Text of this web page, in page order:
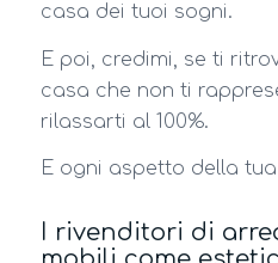
casa dei tuoi sogni.
E poi, credimi, se ti
casa che non ti
rilassarti al 100%.
E ogni aspetto della
I rivenditori di